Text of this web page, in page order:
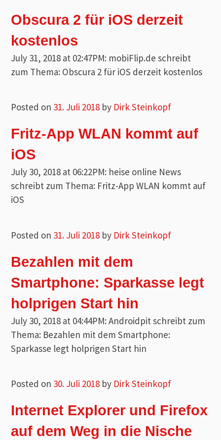
Obscura 2 für iOS derzeit
kostenlos
July 31, 2018 at 02:47PM: mobiFlip.de schreibt
zum Thema: Obscura 2 für iOS derzeit kostenlos
Posted on 31. Juli 2018 by Dirk Steinkopf
Fritz-App WLAN kommt auf
iOS
July 30, 2018 at 06:22PM: heise online News
schreibt zum Thema: Fritz-App WLAN kommt auf
iOS
Posted on 31. Juli 2018 by Dirk Steinkopf
Bezahlen mit dem
Smartphone: Sparkasse legt
holprigen Start hin
July 30, 2018 at 04:44PM: Androidpit schreibt zum
Thema: Bezahlen mit dem Smartphone:
Sparkasse legt holprigen Start hin
Posted on 30. Juli 2018 by Dirk Steinkopf
Internet Explorer und Firefox
auf dem Weg in die Nische